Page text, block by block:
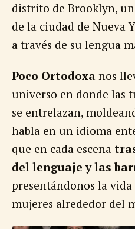
distrito de Brooklyn,
de la ciudad de Nueva
a través de su lengua
Poco Ortodoxa nos
universo en donde las
se entrelazan,
habla en un idioma
que en cada escena
del lenguaje y las
presentándonos la
mujeres alrededor del